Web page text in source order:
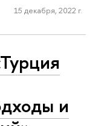
15 декабря, 2022 г.
и